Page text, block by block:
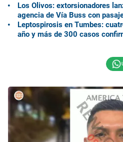
Los Olivos: extorsionadores
agencia de Vía Buss con
Leptospirosis en Tumbes:
año y más de 300 casos